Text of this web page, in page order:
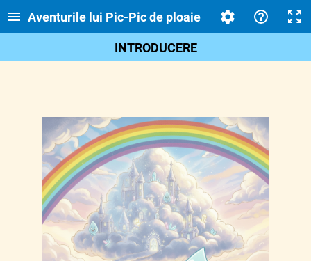
Aventurile lui Pic-Pic de ploaie
INTRODUCERE